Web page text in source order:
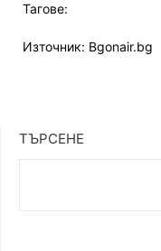
Тагове:
Източник: Bgonair.bg
ТЪРСЕНЕ